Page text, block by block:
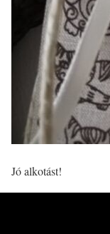
Jó alkotást!